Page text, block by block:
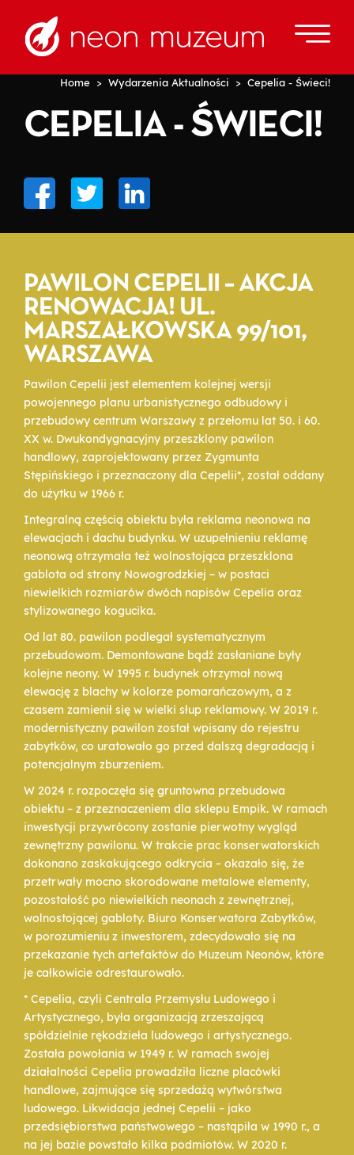
Home > Wydarzenia Aktualności > Cepelia - Świeci!
CEPELIA - ŚWIECI!
PAWILON CEPELII – AKCJA
RENOWACJA! UL.
MARSZAŁKOWSKA 99/101,
WARSZAWA
Pawilon Cepelii jest elementem kolejnej wersji
powojennego planu urbanistycznego odbudowy i
przebudowy centrum Warszawy z przełomu lat 50. i 60.
XX w. Dwukondygnacyjny przeszklony pawilon
handlowy, zaprojektowany przez Zygmunta
Stępińskiego i przeznaczony dla Cepelii*, został oddany
do użytku w 1966 r.
Integralną częścią obiektu była reklama neonowa na
elewacjach i dachu budynku. W uzupełnieniu reklamę
neonową otrzymała też wolnostojąca przeszklona
gablota od strony Nowogrodzkiej – w postaci
niewielkich rozmiarów dwóch napisów Cepelia oraz
stylizowanego kogucika.
Od lat 80. pawilon podlegał systematycznym
przebudowom. Demontowane bądź zasłaniane były
kolejne neony. W 1995 r. budynek otrzymał nową
elewację z blachy w kolorze pomarańczowym, a z
czasem zamienił się w wielki słup reklamowy. W 2019 r.
modernistyczny pawilon został wpisany do rejestru
zabytków, co uratowało go przed dalszą degradacją i
potencjalnym zburzeniem.
W 2024 r. rozpoczęła się gruntowna przebudowa
obiektu – z przeznaczeniem dla sklepu Empik. W ramach
inwestycji przywrócony zostanie pierwotny wygląd
zewnętrzny pawilonu. W trakcie prac konserwatorskich
dokonano zaskakującego odkrycia – okazało się, że
przetrwały mocno skorodowane metalowe elementy,
pozostałość po niewielkich neonach z zewnętrznej,
wolnostojącej gabloty. Biuro Konserwatora Zabytków,
w porozumieniu z inwestorem, zdecydowało się na
przekazanie tych artefaktów do Muzeum Neonów, które
je całkowicie odrestaurowało.
* Cepelia, czyli Centrala Przemysłu Ludowego i
Artystycznego, była organizacją zrzeszającą
spółdzielnie rękodzieła ludowego i artystycznego.
Została powołania w 1949 r. W ramach swojej
działalności Cepelia prowadziła liczne placówki
handlowe, zajmujące się sprzedażą wytwórstwa
ludowego. Likwidacja jednej Cepelii – jako
przedsiębiorstwa państwowego – nastąpiła w 1990 r., a
na jej bazie powstało kilka podmiotów. W 2020 r.